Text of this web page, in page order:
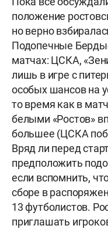
положение
но верно
Подопечные
матчах: ЦСКА,
лишь в игре с
особых шансов на
то время как в
белыми «Ростов»
большее (ЦСКА
Вряд ли перед
предположить
если вспомнить,
сборе в
13 футболистов.
приглашать